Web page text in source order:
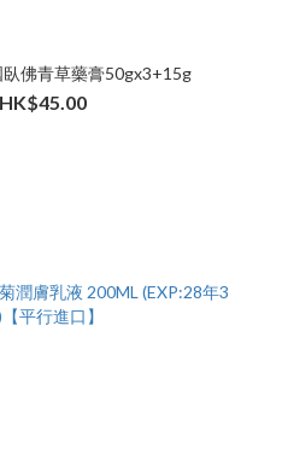
臥佛青草藥膏50gx3+15g
HK$45.00